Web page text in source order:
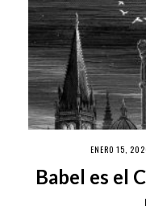
ENERO 15,
Babel es el